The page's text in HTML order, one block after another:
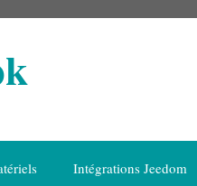
Intégrations Jeedom